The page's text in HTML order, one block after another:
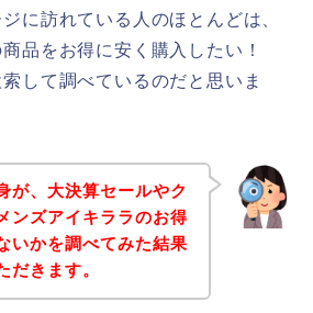
に訪れている人のほとんどは、
品をお得に安く購入したい！
して調べているのだと思いま
が、大決算セールやク
ンズアイキララのお得
いかを調べてみた結果
だきます。